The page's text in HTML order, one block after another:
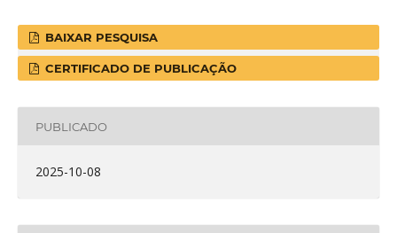
BAIXAR PESQUISA
CERTIFICADO DE PUBLICAÇÃO
PUBLICADO
2025-10-08